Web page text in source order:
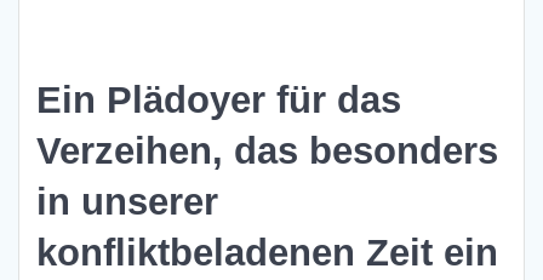
Ein Plädoyer für das
Verzeihen, das besonders
in unserer
konfliktbeladenen Zeit ein